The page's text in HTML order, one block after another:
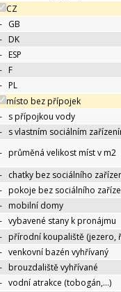
CZ
- GB
- DK
- ESP
- F
- PL
místo bez přípojek
- s přípojkou vody
- s vlastním sociálním
- průměná velikost míst v m2
- chatky bez sociálního
- pokoje bez sociálního
- mobilní domy
- vybavené stany k pronájmu
- přírodní koupaliště (jezero,
- venkovní bazén vyhřívaný
- brouzdaliště vyhřívané
- vodní atrakce (tobogán,…)